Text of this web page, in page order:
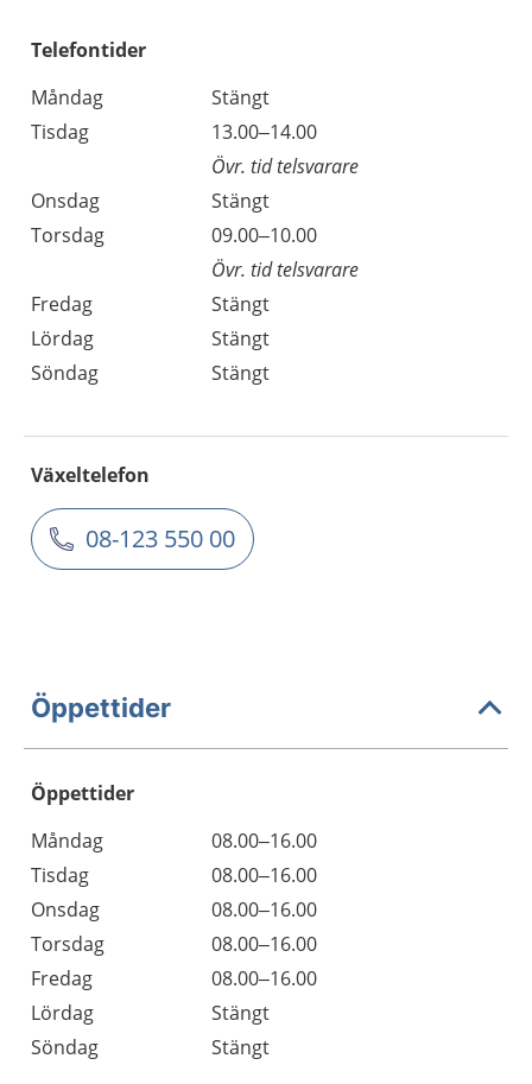
Telefontider
Måndag
Stängt
Tisdag
13.00–14.00
Övr. tid telsvarare
Onsdag
Stängt
Torsdag
09.00–10.00
Övr. tid telsvarare
Fredag
Stängt
Lördag
Stängt
Söndag
Stängt
Växeltelefon
08-123 550 00
Öppettider
Öppettider
Dag
Öppettider
Kommentarer
Måndag
08.00–16.00
Tisdag
08.00–16.00
Onsdag
08.00–16.00
Torsdag
08.00–16.00
Fredag
08.00–16.00
Lördag
Stängt
Söndag
Stängt